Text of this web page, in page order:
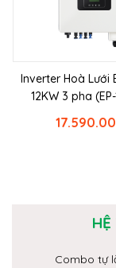
Inverter Hoà Lưới
12KW 3 pha
Combo tự